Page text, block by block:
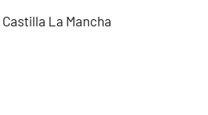
Castilla La Mancha